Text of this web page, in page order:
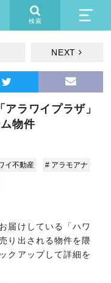
検索
NEXT
ラワイプラザ」
物件
イ不動産 # アラモアナ
届けしている「ハワ
り出される物件を隈
クアップして詳細を